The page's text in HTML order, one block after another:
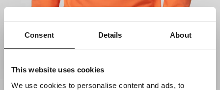
Consent Details About
This website uses cookies
We use cookies to personalise content and ads, to